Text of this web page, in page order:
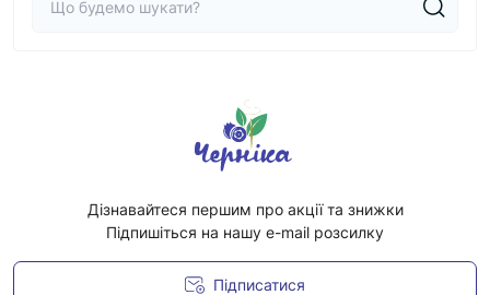
Дізнавайтеся першим про акції та знижки
Підпишіться на нашу e-mail розсилку
Підписатися